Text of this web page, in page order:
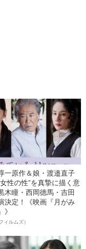
一原作＆娘・渡邉直子
性の性”を真摯に描く意
木瞳・西岡德馬・吉田
決定！《映画『月がみ
》
ィルムズ）